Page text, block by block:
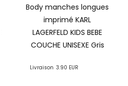
Body manches longues
imprimé KARL
LAGERFELD KIDS BEBE
COUCHE UNISEXE Gris
Livraison 3.90 EUR